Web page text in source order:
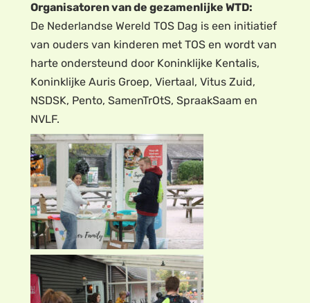
Organisatoren van de gezamenlijke WTD:
De Nederlandse Wereld TOS Dag is een initiatief
van ouders van kinderen met TOS en wordt van
harte ondersteund door Koninklijke Kentalis,
Koninklijke Auris Groep, Viertaal, Vitus Zuid,
NSDSK, Pento, SamenTrOtS, SpraakSaam en
NVLF.